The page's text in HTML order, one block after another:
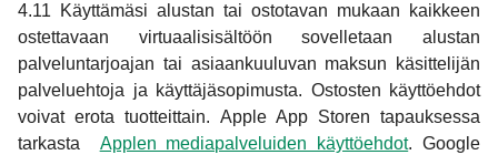
4.11 Käyttämäsi alustan tai ostotavan mukaan kaikkeen
ostettavaan virtuaalisisältöön sovelletaan alustan
palveluntarjoajan tai asiaankuuluvan maksun käsittelijän
palveluehtoja ja käyttäjäsopimusta. Ostosten käyttöehdot
voivat erota tuotteittain. Apple App Storen tapauksessa
tarkasta Applen mediapalveluiden käyttöehdot. Google